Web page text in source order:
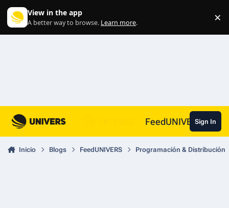
View in the app
A better way to browse. Learn more. ×
FeedUNIVERSSign In
Inicio Blogs FeedUNIVERS Programación & Distribución